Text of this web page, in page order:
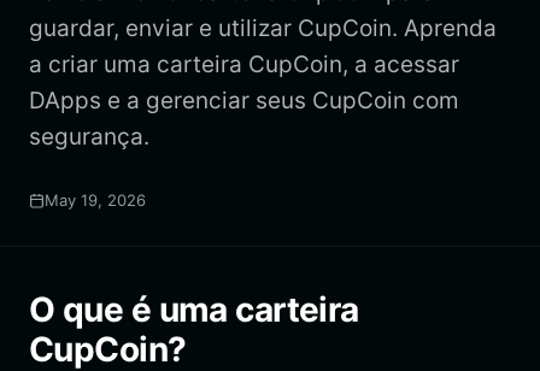
guardar, enviar e utilizar CupCoin. Aprenda
a criar uma carteira CupCoin, a acessar
DApps e a gerenciar seus CupCoin com
segurança.
May 19, 2026
O que é uma carteira
CupCoin?